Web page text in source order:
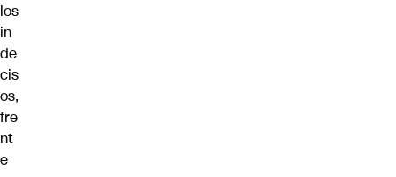
los
in
de
cis
os,
fre
nt
e